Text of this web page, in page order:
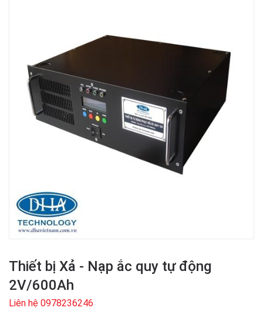
Thiết bị Xả - Nạp ắc quy tự động
2V/600Ah
Liên hệ 0978236246